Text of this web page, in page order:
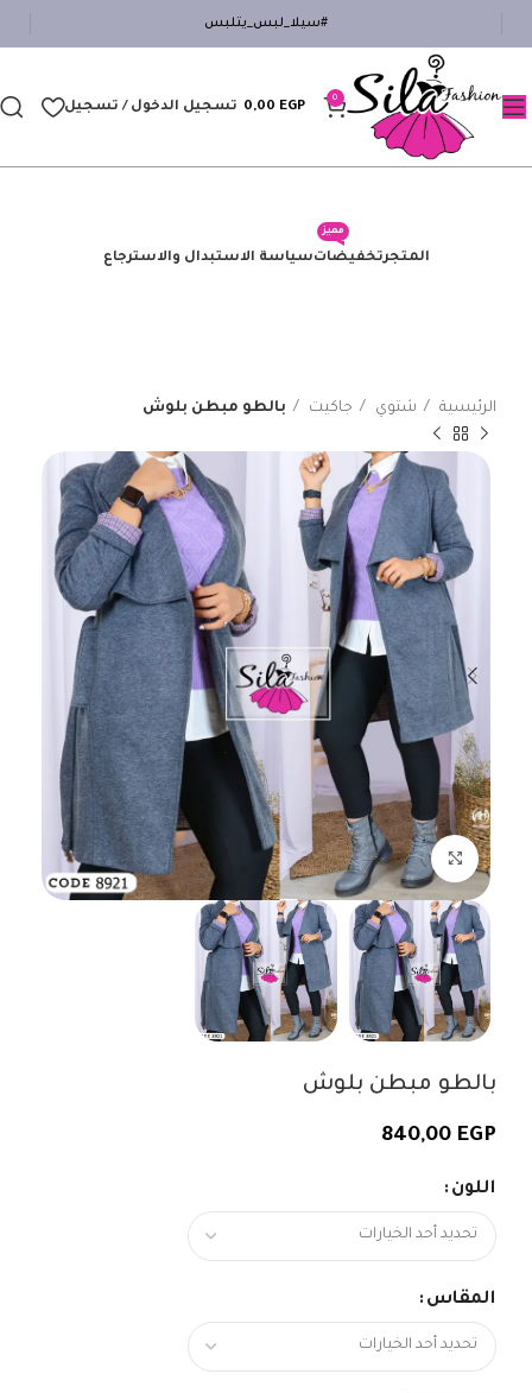
#سيلا_لبس_يتلبس
0
0,00 EGP تسجيل الدخول / تسجيل
المتجرتخفيضات
مميز
سياسة الاستبدال والاسترجاع
الرئيسية شتوي جاكيت بالطو مبطن بلوش
اضغط للتكبير
بالطو مبطن بلوش
840,00 EGP
اللون
المقاس